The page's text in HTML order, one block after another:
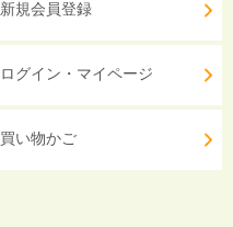
新規会員登録
ログイン・マイページ
買い物かご